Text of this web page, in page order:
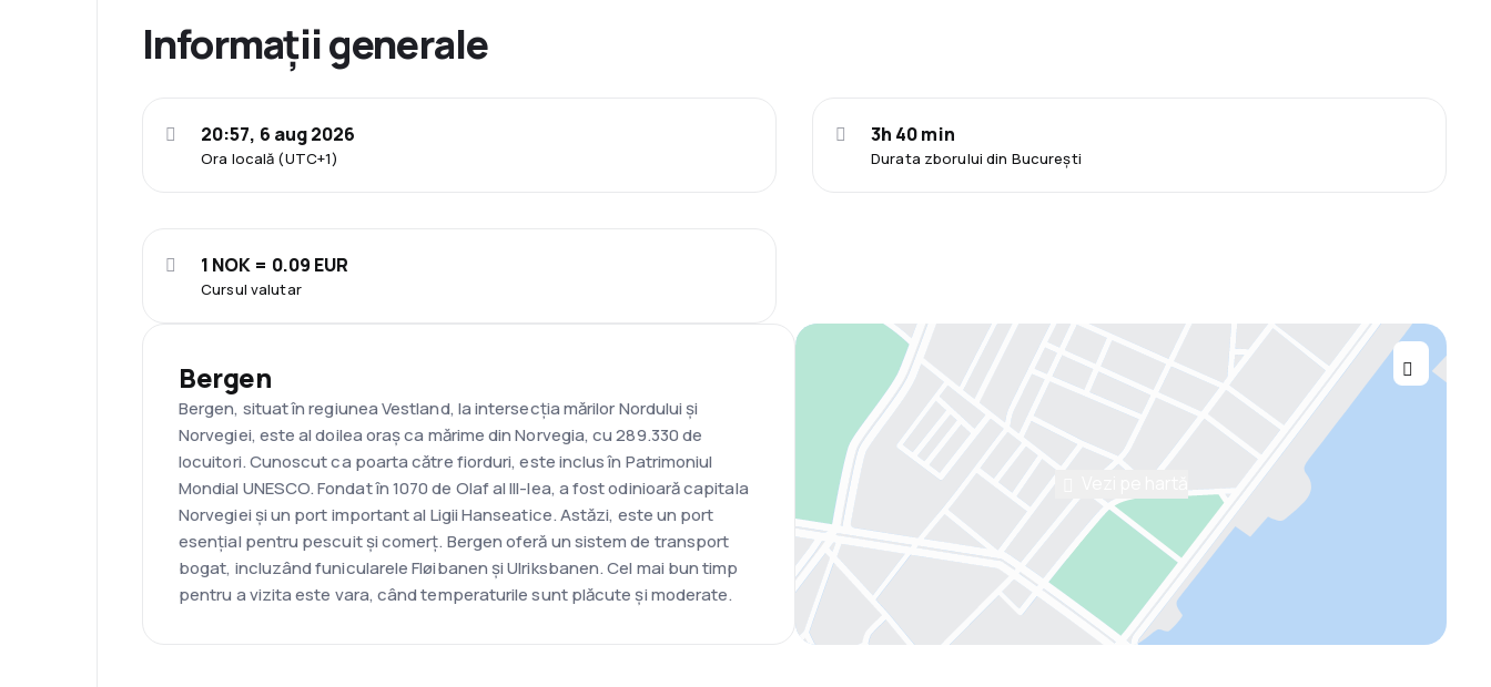
Informații generale
Ora locală (UTC+1)
20:57, 6 aug 2026
Durata zborului din București
3h 40 min
Cursul valutar
1 NOK = 0.09 EUR
Bergen
Bergen, situat în regiunea Vestland, la intersecția mărilor Nordului și
Norvegiei, este al doilea oraș ca mărime din Norvegia, cu 289.330 de
locuitori. Cunoscut ca poarta către fiorduri, este inclus în Patrimoniul
Mondial UNESCO. Fondat în 1070 de Olaf al III-lea, a fost odinioară capitala
Norvegiei și un port important al Ligii Hanseatice. Astăzi, este un port
esențial pentru pescuit și comerț. Bergen oferă un sistem de transport
bogat, incluzând funicularele Fløibanen și Ulriksbanen. Cel mai bun timp
pentru a vizita este vara, când temperaturile sunt plăcute și moderate.